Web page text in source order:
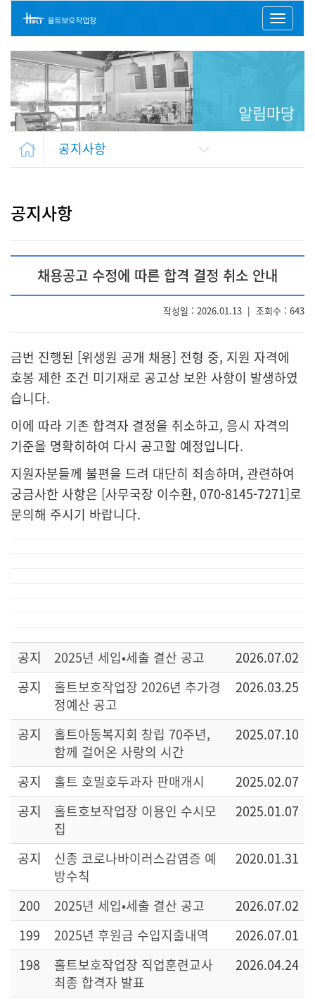
공지사항
공지사항
채용공고 수정에 따른 합격 결정 취소 안내
작성일 : 2026.01.13 | 조회수 : 643
금번 진행된 [위생원 공개 채용] 전형 중, 지원 자격에
호봉 제한 조건 미기재로 공고상 보완 사항이 발생하였
습니다.
이에 따라 기존 합격자 결정을 취소하고, 응시 자격의
기준을 명확히하여 다시 공고할 예정입니다.
지원자분들께 불편을 드려 대단히 죄송하며, 관련하여
궁금사한 사항은 [사무국장 이수환, 070-8145-7271]로
문의해 주시기 바랍니다.
공지 2025년 세입•세출 결산 공고
2026.07.02
공지
홀트보호작업장 2026년 추가경
정예산 공고
2026.03.25
공지
홀트아동복지회 창립 70주년,
함께 걸어온 사랑의 시간
2025.07.10
공지 홀트 호밀호두과자 판매개시
2025.02.07
공지
홀트호보작업장 이용인 수시모
집
2025.01.07
공지
신종 코로나바이러스감염증 예
방수칙
2020.01.31
200 2025년 세입•세출 결산 공고
2026.07.02
199
2025년 후원금 수입지출내역
2026.07.01
198
홀트보호작업장 직업훈련교사
최종 합격자 발표
2026.04.24